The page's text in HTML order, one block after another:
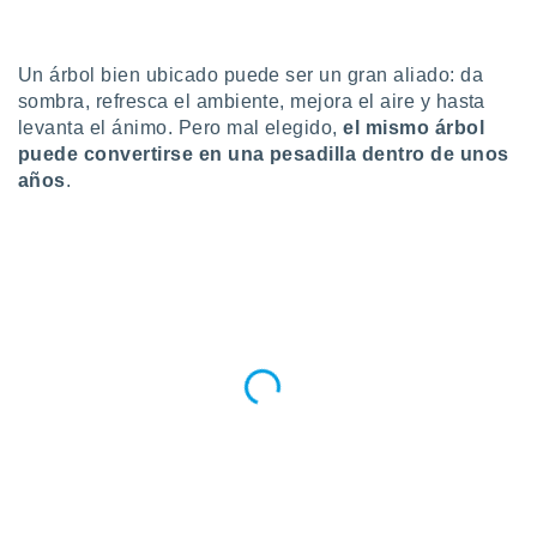
más
nuestra
y
Un árbol bien ubicado puede ser un gran aliado: da
sombra, refresca el ambiente, mejora el aire y hasta
levanta el ánimo. Pero mal elegido,el mismo árbol
puede convertirse en una pesadilla dentro de unos
años.